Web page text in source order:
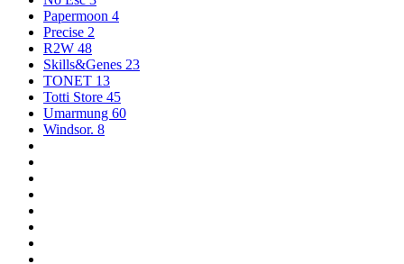
Papermoon 4
Precise 2
R2W 48
Skills&Genes 23
TONET 13
Totti Store 45
Umarmung 60
Windsor. 8